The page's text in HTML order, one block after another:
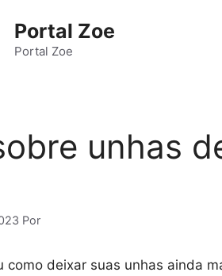
Portal Zoe
Portal Zoe
unhas
Por
como deixar suas unhas ainda